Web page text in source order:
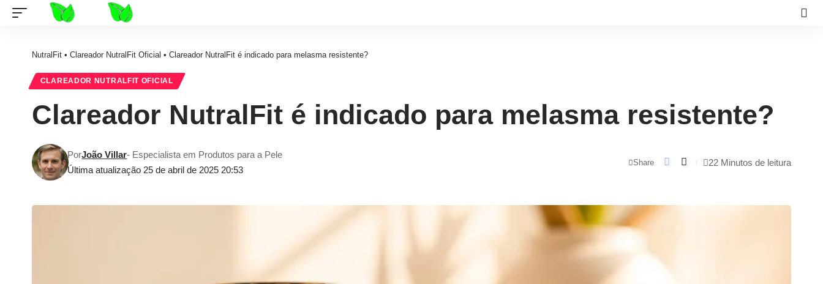
NutralFit • Clareador NutralFit Oficial • Clareador NutralFit é indicado para melasma resistente?
CLAREADOR NUTRALFIT OFICIAL
Clareador NutralFit é indicado para melasma resistente?
Última atualização 25 de abril de 2025 20:53
PorJoão Villar- Especialista em Produtos para a Pele
Share 22 Minutos de leitura